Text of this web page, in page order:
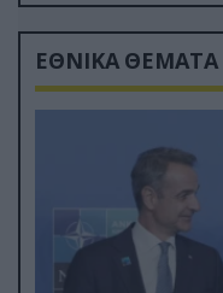
ΕΘΝΙΚΑ ΘΕΜΑΤΑ